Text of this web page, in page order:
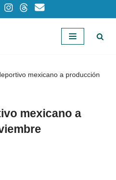
mexicano a producción
mexicano a